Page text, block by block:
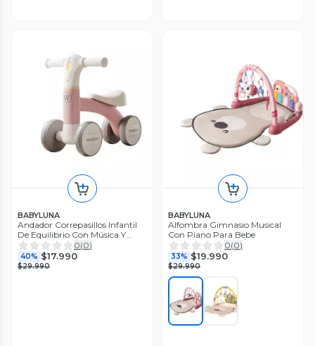
BABYLUNA
Andador Correpasillos Infantil
De Equilibrio Con Música Y
Luces Rosa
0(0)
40% $17.990
$29.990
BABYLUNA
Alfombra Gimnasio Musical
Con Piano Para Bebe
0(0)
33% $19.990
$29.990